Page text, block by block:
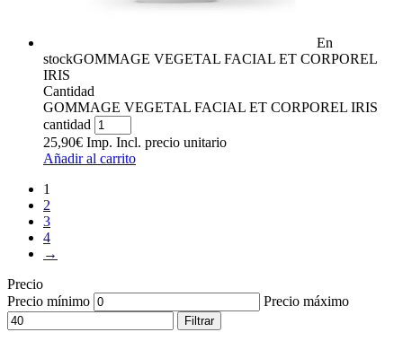
En
stockGOMMAGE VEGETAL FACIAL ET CORPOREL
IRIS
Cantidad
GOMMAGE VEGETAL FACIAL ET CORPOREL IRIS
cantidad
25,90€ Imp. Incl. precio unitario
Añadir al carrito
1
2
3
4
→
Precio
Precio mínimo
Precio máximo
Filtrar